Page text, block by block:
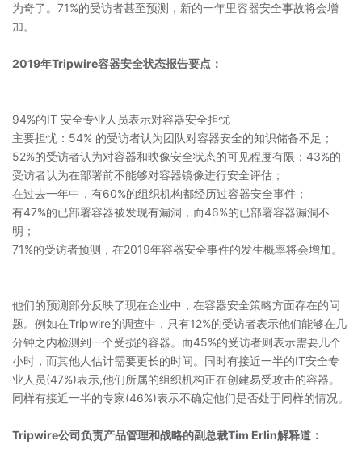
为奇了。71%的受访者甚至预测，新的一年里容器安全事故将会增
加。
2019年Tripwire容器安全状态报告要点：
94%的IT 安全专业人员表示对容器安全担忧
主要担忧：54% 的受访者认为团队对容器安全的知识储备不足；
52%的受访者认为对容器和映像安全状态的可见程度有限；43%的
受访者认为在部署前不能够对容器镜像进行安全评估；
在过去一年中，有60%的组织机构都经历过容器安全事件；
有47%的已部署容器被发现有漏洞，而46%的已部署容器漏洞不
明；
71%的受访者预测，在2019年容器安全事件的发生概率将会增加。
他们的预测部分反映了现在企业中，在容器安全策略方面存在的问
题。例如在Tripwire的调查中，只有12%的受访者表示他们能够在几
分钟之内检测到一个受损的容器。而45%的受访者则表示需要几个
小时，而其他人估计需要更长的时间。同时有接近一半的IT安全专
业人员(47%)表示,他们所属的组织机构正在创建易受攻击的容器。
同样有接近一半的专家(46%)表示不确定他们是否处于同样的情况。
Tripwire公司负责产品管理和战略的副总裁Tim Erlin解释道：